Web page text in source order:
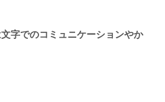
字でのコミュニケーションやか